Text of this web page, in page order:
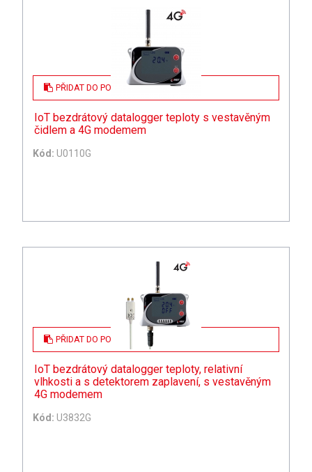
PŘIDAT DO POPTÁVKY
IoT bezdrátový datalogger teploty s vestavěným
čidlem a 4G modemem
Kód: U0110G
PŘIDAT DO POPTÁVKY
IoT bezdrátový datalogger teploty, relativní
vlhkosti a s detektorem zaplavení, s vestavěným
4G modemem
Kód: U3832G